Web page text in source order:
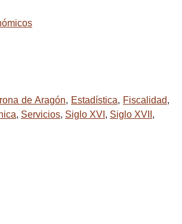
de Aragón, Estadística, Fiscalidad,
, Servicios, Siglo XVI , Siglo XVII ,